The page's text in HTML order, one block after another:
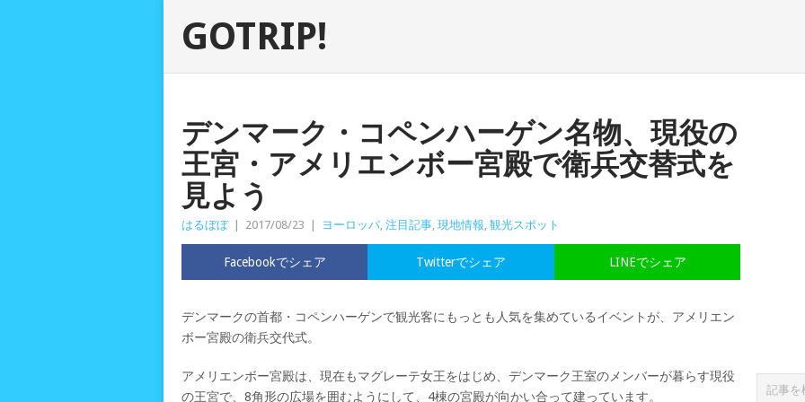
GOTRIP!
デンマーク・コペンハーゲン名物、現役の
王宮・アメリエンボー宮殿で衛兵交替式を
見よう
はるぼぼ 2017/08/23 ヨーロッパ, 注目記事, 現地情報, 観光スポット
Facebookでシェア LINEでシェア
Twitterでシェア
デンマークの首都・コペンハーゲンで観光客にもっとも人気を集めているイベントが、アメリエン
ボー宮殿の衛兵交代式。
アメリエンボー宮殿は、現在もマグレーテ女王をはじめ、デンマーク王室のメンバーが暮らす現役
の王宮で、8角形の広場を囲むようにして、4棟の宮殿が向かい合って建っています。